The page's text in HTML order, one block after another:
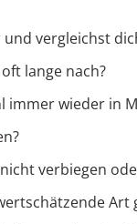
und vergleichst
lange nach?
immer wieder in
verbiegen
Art